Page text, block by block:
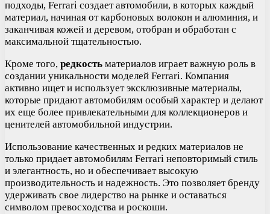
подходы, Ferrari создает автомобили, в которых каждый
материал, начиная от карбоновых волокон и алюминия, и
заканчивая кожей и деревом, отобран и обработан с
максимальной тщательностью.
Кроме того, редкость материалов играет важную роль в
создании уникальности моделей Ferrari. Компания
активно ищет и использует эксклюзивные материалы,
которые придают автомобилям особый характер и делают
их еще более привлекательными для коллекционеров и
ценителей автомобильной индустрии.
Использование качественных и редких материалов не
только придает автомобилям Ferrari неповторимый стиль
и элегантность, но и обеспечивает высокую
производительность и надежность. Это позволяет бренду
удерживать свое лидерство на рынке и оставаться
символом превосходства и роскоши.